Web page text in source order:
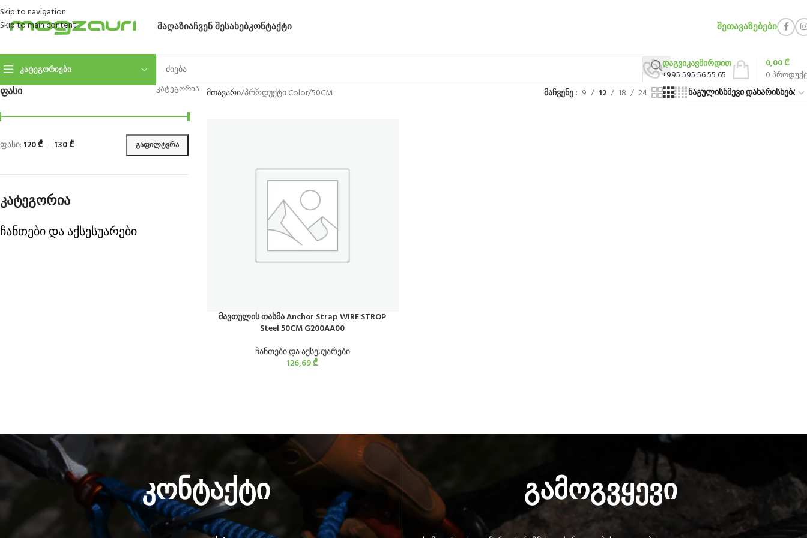
Skip to navigation
Skip to main content
ᲛᲐᲦᲐᲖᲘᲐᲩᲕᲔᲜ ᲨᲔᲡᲐᲮᲔᲑᲙᲝᲜᲢᲐᲥᲢᲘ ᲨᲔᲗᲐᲕᲐᲖᲔᲑᲔᲑᲘ
ᲙᲐᲢᲔᲒᲝᲠᲘᲔᲑᲘ
ᲙᲐᲢᲔᲒᲝᲠᲘᲐ
დაგვიკავშირდით
+995 595 56 55 65
0
0,00₾
ᲤᲐᲡᲘ
ᲒᲐᲤᲘᲚᲢᲕᲠᲐ
ფასი: 120 ₾— 130 ₾
კატეგორია
ჩანთები და აქსესუარები
მთავარი პროდუქტი Color 50CM მაჩვენე 9 12 18 24
მავთულის თასმა Anchor Strap WIRE STROP
Steel 50CM G200AA00
ჩანთები და აქსესუარები
126,69₾
კონტაქტი გამოგვყევი